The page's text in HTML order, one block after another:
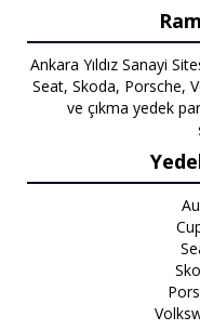
Ankara Yıldız Sanayi
Seat, Skoda, Porsche,
ve çıkma yedek